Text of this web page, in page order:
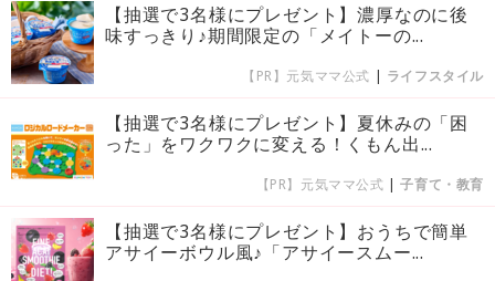
【抽選で3名様にプレゼント】濃厚なのに後
味すっきり♪期間限定の「メイトーの...
【PR】元気ママ公式 | ライフスタイル
【抽選で3名様にプレゼント】夏休みの「困
った」をワクワクに変える！くもん出...
【PR】元気ママ公式 |子育て・教育
【抽選で3名様にプレゼント】おうちで簡単
アサイーボウル風♪「アサイースムー...